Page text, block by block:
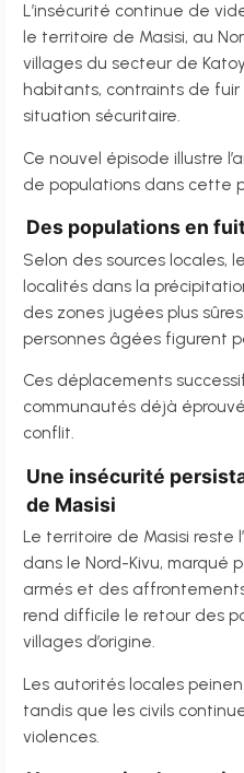
L’insécurité continue de
le territoire de Masisi, au
villages du secteur de
habitants, contraints de
situation sécuritaire.
Ce nouvel épisode illustre
de populations dans cette
Des populations en
Selon des sources locales,
localités dans la
des zones jugées plus
personnes âgées figurent
Ces déplacements
communautés déjà
conflit.
Une insécurité
de Masisi
Le territoire de Masisi reste
dans le Nord-Kivu, marqué
armés et des
rend difficile le retour des
villages d’origine.
Les autorités locales
tandis que les civils
violences.